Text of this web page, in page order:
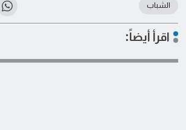
الشباب
اقرأ أيضاً: